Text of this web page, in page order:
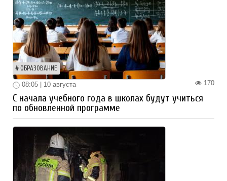
ОБРАЗОВАНИЕ
170
08:05 | 10 августа
С начала учебного года в школах будут учиться
по обновленной программе